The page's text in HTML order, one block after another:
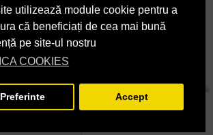
utilizează module cookie pentru a
că beneficiați de cea mai bună
pe site-ul nostru
COOKIES
Preferinte Accept